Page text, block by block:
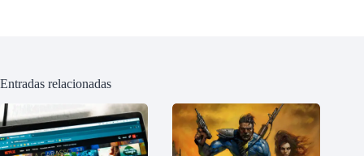
Entradas relacionadas